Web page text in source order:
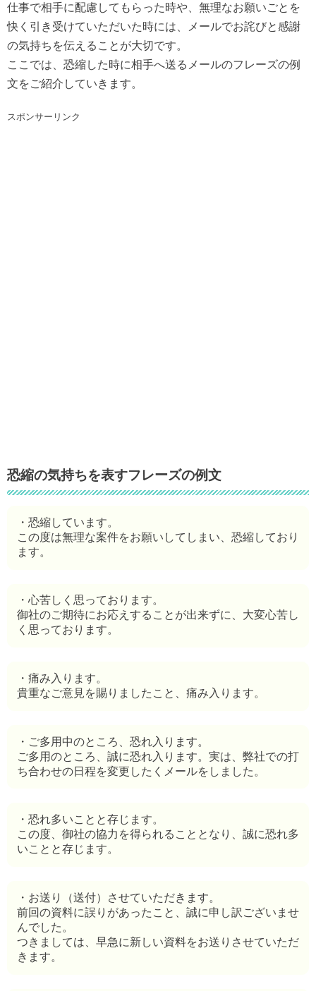
仕事で相手に配慮してもらった時や、無理なお願いごとを
快く引き受けていただいた時には、メールでお詫びと感謝
の気持ちを伝えることが大切です。
ここでは、恐縮した時に相手へ送るメールのフレーズの例
文をご紹介していきます。
スポンサーリンク
恐縮の気持ちを表すフレーズの例文
・恐縮しています。
この度は無理な案件をお願いしてしまい、恐縮しており
ます。
・心苦しく思っております。
御社のご期待にお応えすることが出来ずに、大変心苦し
く思っております。
・痛み入ります。
貴重なご意見を賜りましたこと、痛み入ります。
・ご多用中のところ、恐れ入ります。
ご多用のところ、誠に恐れ入ります。実は、弊社での打
ち合わせの日程を変更したくメールをしました。
・恐れ多いことと存じます。
この度、御社の協力を得られることとなり、誠に恐れ多
いことと存じます。
・お送り（送付）させていただきます。
前回の資料に誤りがあったこと、誠に申し訳ございませ
んでした。
つきましては、早急に新しい資料をお送りさせていただ
きます。